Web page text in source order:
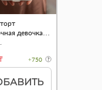
девочка"
+750